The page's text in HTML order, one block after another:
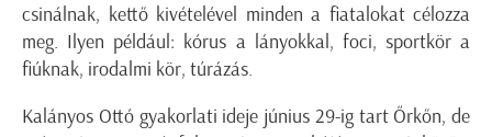
csinálnak, kettő kivételével minden a fiatalokat célozza
meg. Ilyen például: kórus a lányokkal, foci, sportkör a
fiúknak, irodalmi kör, túrázás.
Kalányos Ottó gyakorlati ideje június 29-ig tart Őrkőn, de